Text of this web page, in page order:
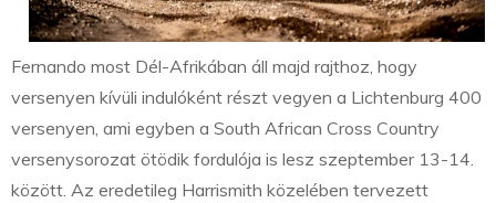
Fernando most Dél-Afrikában áll majd rajthoz, hogy
versenyen kívüli indulóként részt vegyen a Lichtenburg 400
versenyen, ami egyben a South African Cross Country
versenysorozat ötödik fordulója is lesz szeptember 13-14.
között. Az eredetileg Harrismith közelében tervezett